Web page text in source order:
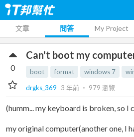
文章 問答 My Project
Can't boot my
boot format windows 7
drgks_369
3 年前 ‧ 979 瀏覽
0
(humm... my keyboard is broken, so I
my original computer(another one, I